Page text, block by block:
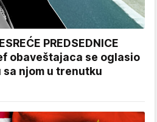
PREDSEDNICE
obaveštajaca se oglasio
sa njom u trenutku